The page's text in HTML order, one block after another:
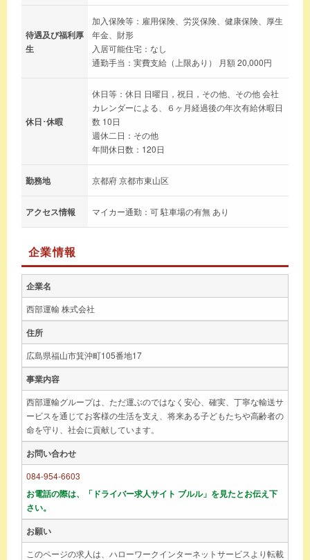
待遇及び福利厚
生
加入保険等：雇用保険、労災保険、健康保険、厚生
年金、財形
入居可能住宅：なし
通勤手当：実費支給（上限あり） 月額 20,000円
休日･休暇
休日等：休日 日曜日，祝日，その他、その他 会社
カレンダーによる、６ヶ月経過後の年次有給休暇日
数 10日
週休二日：その他
年間休日数：120日
勤務地 京都府 京都市東山区
アクセス情報 マイカー通勤：可 駐車場の有無 あり
企業情報
企業名
西部運輸 株式会社
住所
広島県福山市箕沖町105番地17
事業内容
西部運輸グループは、ただ運ぶのではなく安心、確実、丁寧な輸送サ
ービスを通じてお客様の生活を支え、将来ある子どもたちや高齢者の
命を守り、社会に貢献しています。
お問い合わせ
084-954-6603
お電話の際は、「ドライバー求人サイト ブルル」を見たとお伝え下
さい。
お願い
このページの求人は、ハローワークインターネットサービスより転載